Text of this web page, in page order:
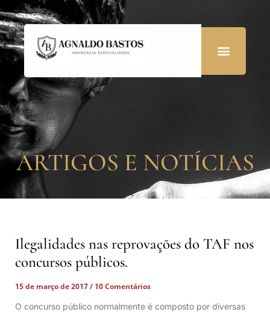
ARTIGOS E NOTÍCIAS
Ilegalidades nas reprovações do TAF nos
concursos públicos.
15 de março de 2017
10 Comentários
O concurso público normalmente é composto por diversas